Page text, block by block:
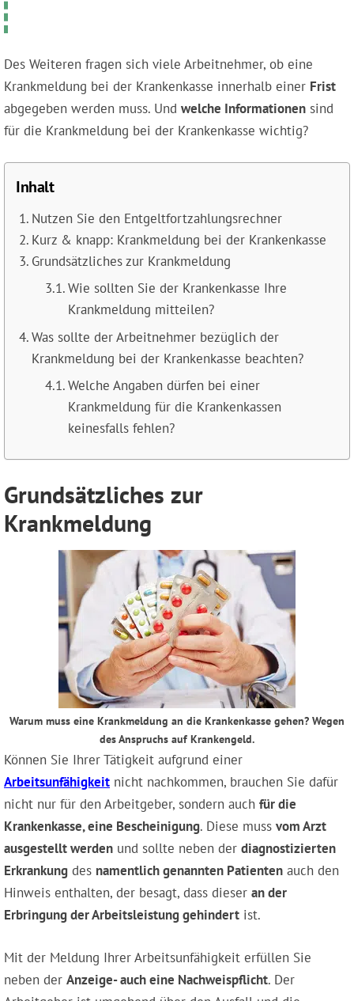
Des Weiteren fragen sich viele Arbeitnehmer, ob eine
Krankmeldung bei der Krankenkasse innerhalb einer Frist
abgegeben werden muss. Und welche Informationen sind
für die Krankmeldung bei der Krankenkasse wichtig?
Inhalt
Nutzen Sie den Entgeltfortzahlungsrechner
Kurz & knapp: Krankmeldung bei der Krankenkasse
Grundsätzliches zur Krankmeldung
Wie sollten Sie der Krankenkasse Ihre
Krankmeldung mitteilen?
Was sollte der Arbeitnehmer bezüglich der
Krankmeldung bei der Krankenkasse beachten?
Welche Angaben dürfen bei einer
Krankmeldung für die Krankenkassen
keinesfalls fehlen?
Grundsätzliches zur
Krankmeldung
Warum muss eine Krankmeldung an die Krankenkasse gehen? Wegen
des Anspruchs auf Krankengeld.
Können Sie Ihrer Tätigkeit aufgrund einer
Arbeitsunfähigkeit nicht nachkommen, brauchen Sie dafür
nicht nur für den Arbeitgeber, sondern auch für die
Krankenkasse, eine Bescheinigung. Diese muss vom Arzt
ausgestellt werden und sollte neben der diagnostizierten
Erkrankung des namentlich genannten Patienten auch den
Hinweis enthalten, der besagt, dass dieser an der
Erbringung der Arbeitsleistung gehindert ist.
Mit der Meldung Ihrer Arbeitsunfähigkeit erfüllen Sie
neben der Anzeige- auch eine Nachweispflicht. Der